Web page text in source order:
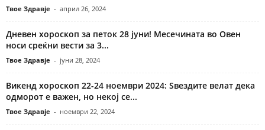
Твое Здравје - април 26, 2024
Дневен хороскоп за петок 28 јуни! Месечината во Овен
носи среќни вести за 3...
Твое Здравје - јуни 28, 2024
Викенд хороскоп 22-24 ноември 2024: Ѕвездите велат дека
одморот е важен, но некој се...
Твое Здравје - ноември 22, 2024